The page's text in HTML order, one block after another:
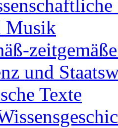
Musik
und
Texte